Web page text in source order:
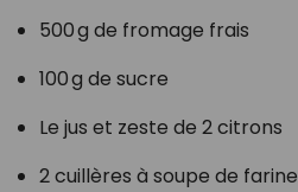
500 g de fromage frais
100 g de sucre
Le jus et zeste de 2 citrons
2 cuillères à soupe de farine